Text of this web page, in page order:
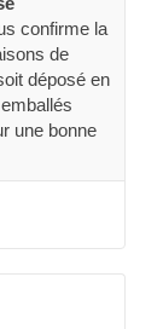
confirme la
de
déposé en
une bonne